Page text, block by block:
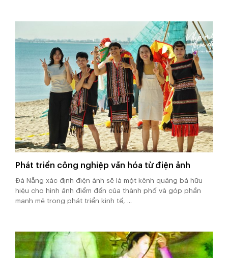
Phát triển công nghiệp văn hóa từ điện ảnh
Đà Nẵng xác định điện ảnh sẽ là một kênh quảng bá hữu
hiệu cho hình ảnh điểm đến của thành phố và góp phần
mạnh mẽ trong phát triển kinh tế, ...